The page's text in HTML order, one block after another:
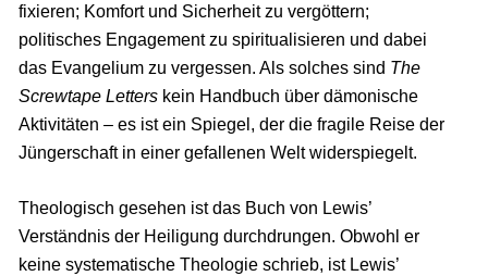
fixieren; Komfort und Sicherheit zu vergöttern;
politisches Engagement zu spiritualisieren und dabei
das Evangelium zu vergessen. Als solches sind The
Screwtape Letterskein Handbuch über dämonische
Aktivitäten – es ist ein Spiegel, der die fragile Reise der
Jüngerschaft in einer gefallenen Welt widerspiegelt.
Theologisch gesehen ist das Buch von Lewis’
Verständnis der Heiligung durchdrungen. Obwohl er
keine systematische Theologie schrieb, ist Lewis’